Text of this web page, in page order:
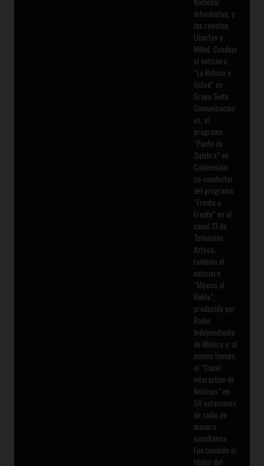
Informativa, y
las revistas
Libertas y
Miled. Condujo
el noticiero
“La Noticia y
Usted” en
Grupo Siete
Comunicacion
es, el
programa
“Punto de
Quiebra” en
Cablevisión,
co-conductor
del programa
“Frente a
Frente” en el
canal 13 de
Televisión
Azteca;
también el
noticiero
“México al
Habla”,
producido por
Radio
Independiente
de México y, al
mismo tiempo,
el “Canal
interactivo de
Noticias” en
50 estaciones
de radio de
manera
simultánea.
Fue también el
titular del